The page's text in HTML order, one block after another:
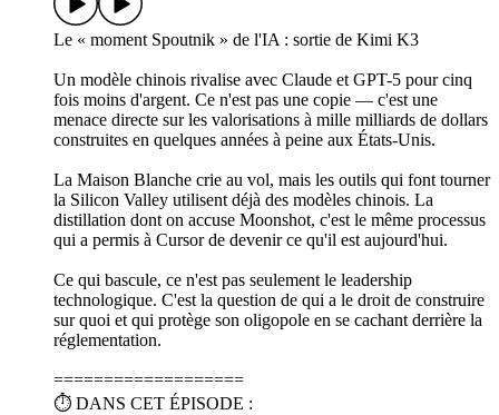
Le « moment Spoutnik » de l'IA : sortie de Kimi K3
Un modèle chinois rivalise avec Claude et GPT-5 pour cinq
fois moins d'argent. Ce n'est pas une copie — c'est une
menace directe sur les valorisations à mille milliards de dollars
construites en quelques années à peine aux États-Unis.
La Maison Blanche crie au vol, mais les outils qui font tourner
la Silicon Valley utilisent déjà des modèles chinois. La
distillation dont on accuse Moonshot, c'est le même processus
qui a permis à Cursor de devenir ce qu'il est aujourd'hui.
Ce qui bascule, ce n'est pas seulement le leadership
technologique. C'est la question de qui a le droit de construire
sur quoi et qui protège son oligopole en se cachant derrière la
réglementation.
===================
⏱️ DANS CET ÉPISODE :